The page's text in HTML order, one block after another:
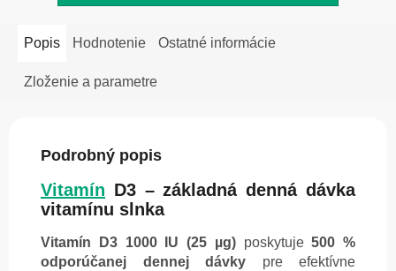
Popis Hodnotenie Ostatné informácie
Zloženie a parametre
Podrobný popis
Vitamín D3 – základná denná dávka
vitamínu slnka
Vitamín D3 1000 IU (25 µg)poskytuje500 %
odporúčanej dennej dávky pre efektívne